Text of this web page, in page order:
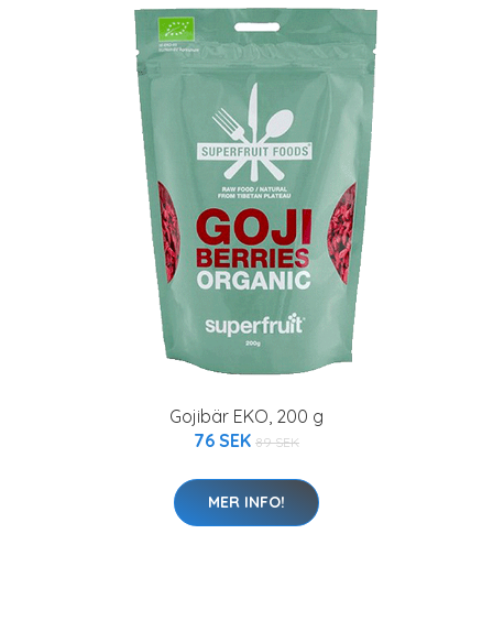
Gojibär EKO, 200 g
76 SEK 89 SEK
MER INFO!